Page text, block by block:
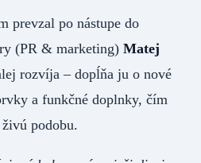
prevzal po nástupe do
(PR & marketing) Matej
rozvíja – dopĺňa ju o nové
a funkčné doplnky, čím
podobu.